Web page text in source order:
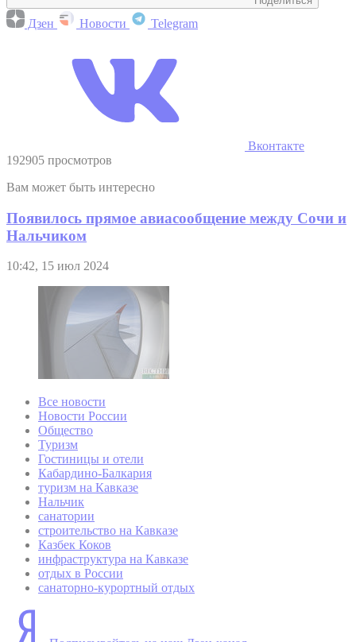
Дзен Новости Telegram
Вконтакте
192905 просмотров
Вам может быть интересно
Появилось прямое авиасообщение между Сочи и
Нальчиком
10:42, 15 июл 2024
Все новости
Новости России
Общество
Туризм
Гостиницы и отели
Кабардино-Балкария
туризм на Кавказе
Нальчик
санатории
строительство на Кавказе
Казбек Коков
инфраструктура на Кавказе
отдых в России
санаторно-курортный отдых